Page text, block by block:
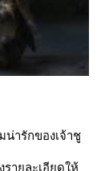
น่ารักของเจ้าชู
ายละเอียดให้